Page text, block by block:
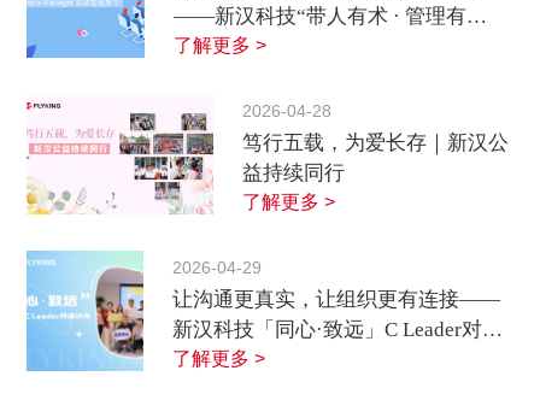
——新汉科技“带人有术 · 管理有
招”实战营回顾
了解更多 >
2026-04-28
笃行五载，为爱长存｜新汉公
益持续同行
了解更多 >
2026-04-29
让沟通更真实，让组织更有连接——
新汉科技「同心·致远」C Leader对话
沙龙回顾
了解更多 >